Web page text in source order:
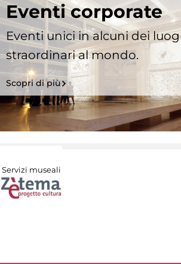
Eventi corporate
Eventi unici in alcuni dei
straordinari al mondo.
Scopri di più
Servizi museali